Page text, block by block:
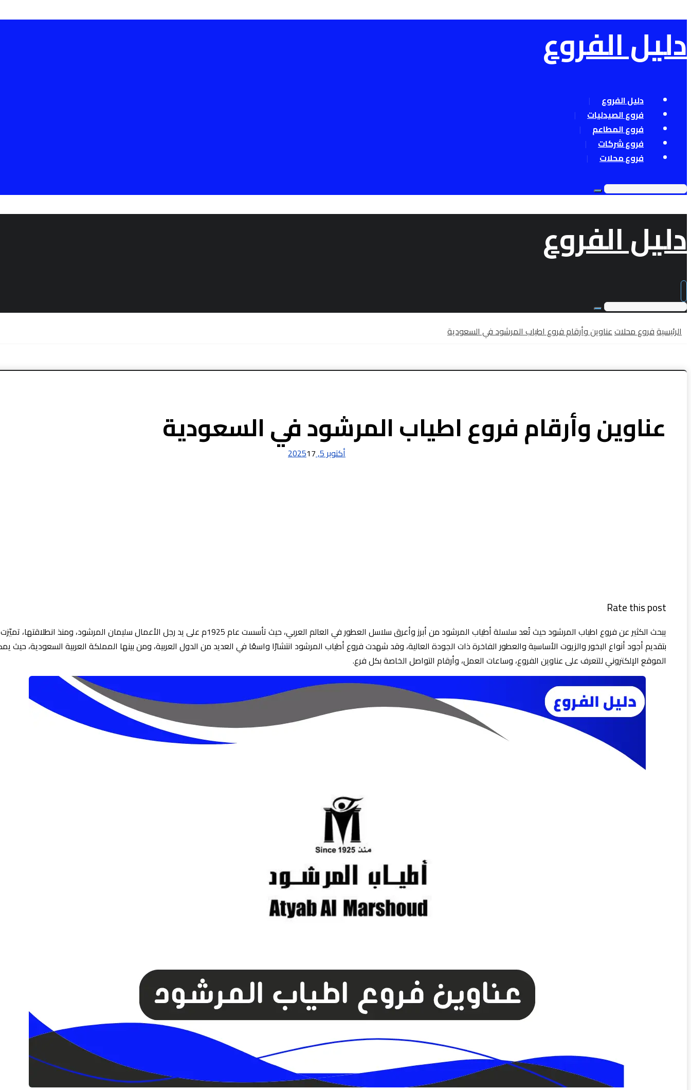
دليل الفروع
دليل الفروع
فروع الصيدليات
فروع المطاعم
فروع شركات
فروع محلات
دليل الفروع
الرئيسيةفروع محلاتعناوين وأرقام فروع اطياب المرشود في السعودية
عناوين وأرقام فروع اطياب المرشود في السعودية
أكتوبر 5, 2025 17
Rate this post
يبحث الكثير عن فروع اطياب المرشود حيث تُعد سلسلة أطياب المرشود من أبرز وأعرق سلاسل العطور في العالم العربي، حيث تأسست عام 1925م على يد رجل الأعمال سليمان المرشود، ومنذ
بتقديم أجود أنواع البخور والزيوت الأساسية والعطور الفاخرة ذات الجودة العالية، وقد شهدت فروع أطياب المرشود انتشارًا واسعًا في العديد من الدول العربية، ومن بينها المملكة العربية السعودية، حيث
الموقع الإلكتروني للتعرف على عناوين الفروع، وساعات العمل، وأرقام التواصل الخاصة بكل فرع.